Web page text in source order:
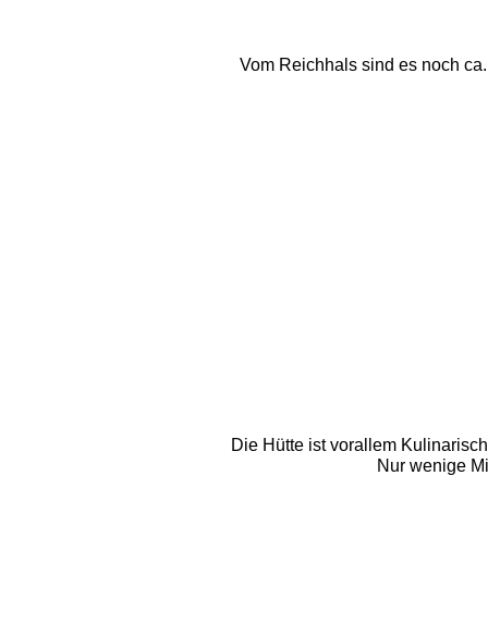
Vom Reichhals sind es noch
Die Hütte ist vorallem
Nur wenige